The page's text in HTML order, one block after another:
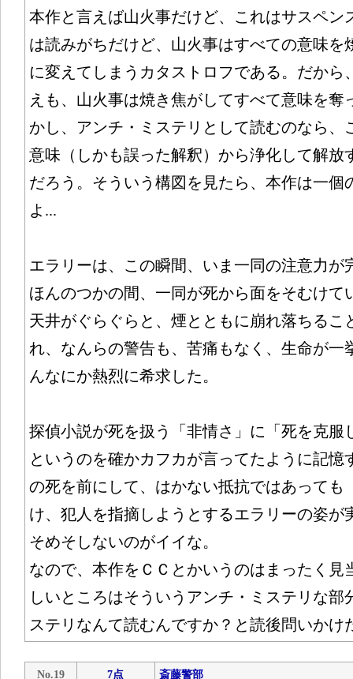
本作と言えば山火事だけど、これはサスペン
は読みがちだけど、山火事はすべての意味を
に変えてしまうカタストロフである。だから
えも、山火事は焼き焦がしてすべて意味を奪
かし、アンチ・ミステリとして読むのなら、
意味（しかも誤った解釈）から浄化して解放
だろう。そういう構図を見たら、本作は一個
よ...
エラリーは、この瞬間、いま一同の注意力が
ほんのつかの間、一同が死から面をそむけて
天井がぐらぐらと、煙とともに崩れ落ちるこ
れ、なんらの警告も、苦痛もなく、生命が一
んなにか熱烈に希求した。
探偵小説が死を扱う「非情さ」に「死を克服
というのを確かカフカが言ってたように記憶
の死を前にして、はかない抵抗ではあっても
け、犯人を指摘しようとするエラリーの姿が
そめそしないのがイイな。
なので、本作をＣＣとかいうのはまったく見
しいところはそういうアンチ・ミステリな部
ステリなんて読むんですか？と読後問いかけ
No.19 7点 斎藤警部